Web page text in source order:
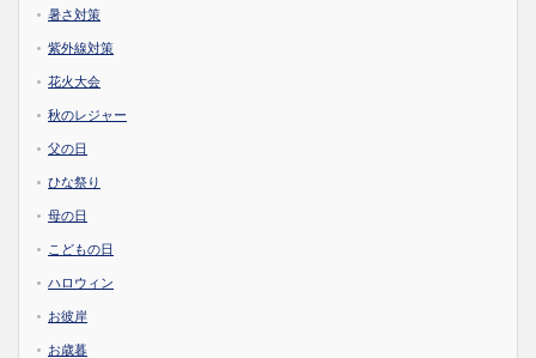
暑さ対策
紫外線対策
花火大会
秋のレジャー
父の日
ひな祭り
母の日
こどもの日
ハロウィン
お彼岸
お歳暮